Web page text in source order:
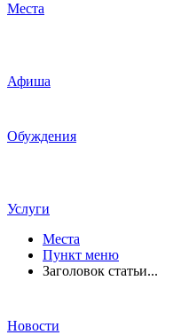
Места
Афиша
Обуждения
Услуги
Места
Пункт меню
Заголовок статьи...
Новости